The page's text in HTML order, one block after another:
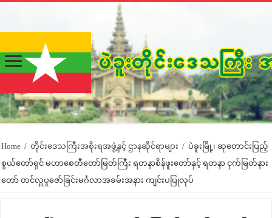
Home / တိုင်းဒေသကြီးအစိုးရအဖွဲ့နှင့် ဌာနဆိုင်ရာများ / ပဲခူးမြို့၊ ဆုတောင်းပြည့်
စွယ်တော်ရှင် မဟာစေတီတော်မြတ်ကြီး ရတနာစိန်ဖူးတော်နှင့် ရတနာ ငှက်မြတ်နား
တော် တင်လှူပူဇော်ခြင်းမင်္ဂလာအခမ်းအနား ကျင်းပပြုလုပ်